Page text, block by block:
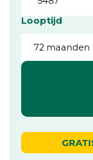
Looptijd